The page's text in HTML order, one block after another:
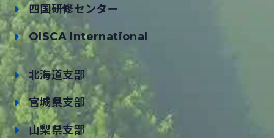
四国研修センター
OISCA International
北海道支部
宮城県支部
山梨県支部